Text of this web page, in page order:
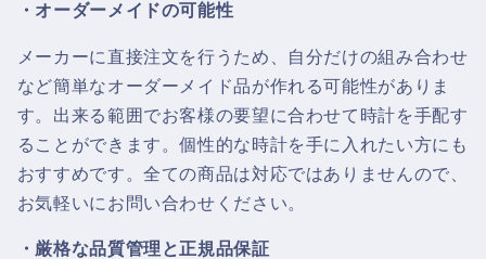
・オーダーメイドの可能性
メーカーに直接注文を行うため、自分だけの組み合わせ
など簡単なオーダーメイド品が作れる可能性がありま
す。出来る範囲でお客様の要望に合わせて時計を手配す
ることができます。個性的な時計を手に入れたい方にも
おすすめです。全ての商品は対応ではありませんので、
お気軽いにお問い合わせください。
・厳格な品質管理と正規品保証